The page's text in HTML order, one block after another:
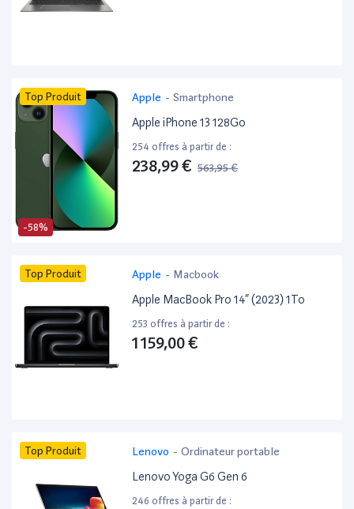
-58%
Top Produit Apple - Smartphone
Apple iPhone 13 128Go
254 offres à partir de :
238,99 € 563,95 €
Top Produit Apple - Macbook
Apple MacBook Pro 14” (2023) 1To
253 offres à partir de :
1 159,00 €
Top Produit Lenovo - Ordinateur portable
Lenovo Yoga G6 Gen 6
246 offres à partir de :